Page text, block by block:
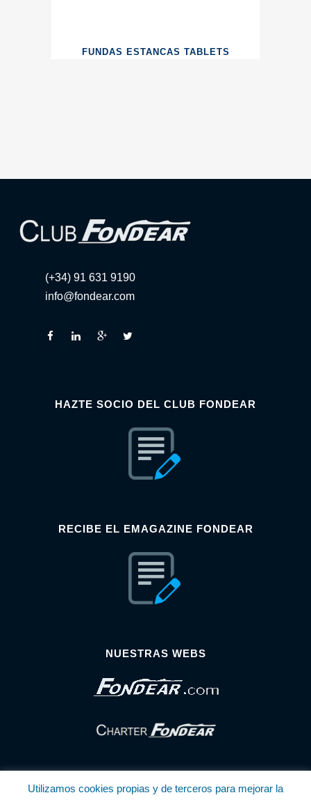
FUNDAS ESTANCAS TABLETS
(+34) 91 631 9190
info@fondear.com
HAZTE SOCIO DEL CLUB FONDEAR
RECIBE EL EMAGAZINE FONDEAR
NUESTRAS WEBS
Utilizamos cookies propias y de terceros para mejorar la